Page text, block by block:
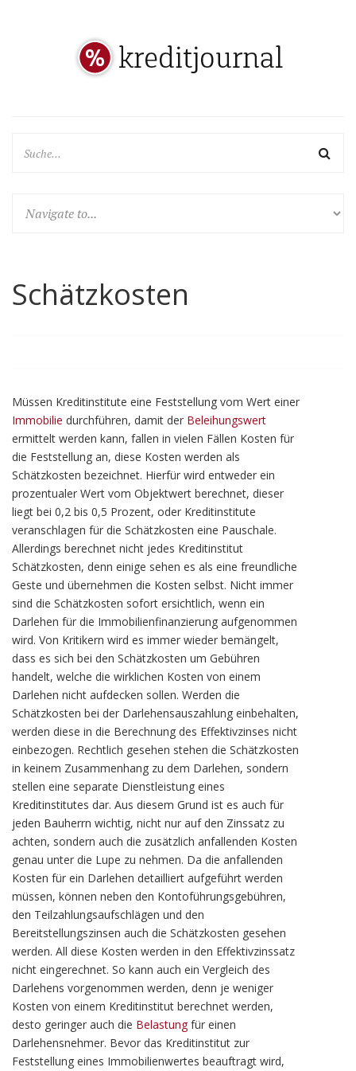
Schätzkosten
Müssen Kreditinstitute eine Feststellung vom Wert einer
Immobilie durchführen, damit der Beleihungswert
ermittelt werden kann, fallen in vielen Fällen Kosten für
die Feststellung an, diese Kosten werden als
Schätzkosten bezeichnet. Hierfür wird entweder ein
prozentualer Wert vom Objektwert berechnet, dieser
liegt bei 0,2 bis 0,5 Prozent, oder Kreditinstitute
veranschlagen für die Schätzkosten eine Pauschale.
Allerdings berechnet nicht jedes Kreditinstitut
Schätzkosten, denn einige sehen es als eine freundliche
Geste und übernehmen die Kosten selbst. Nicht immer
sind die Schätzkosten sofort ersichtlich, wenn ein
Darlehen für die Immobilienfinanzierung aufgenommen
wird. Von Kritikern wird es immer wieder bemängelt,
dass es sich bei den Schätzkosten um Gebühren
handelt, welche die wirklichen Kosten von einem
Darlehen nicht aufdecken sollen. Werden die
Schätzkosten bei der Darlehensauszahlung einbehalten,
werden diese in die Berechnung des Effektivzinses nicht
einbezogen. Rechtlich gesehen stehen die Schätzkosten
in keinem Zusammenhang zu dem Darlehen, sondern
stellen eine separate Dienstleistung eines
Kreditinstitutes dar. Aus diesem Grund ist es auch für
jeden Bauherrn wichtig, nicht nur auf den Zinssatz zu
achten, sondern auch die zusätzlich anfallenden Kosten
genau unter die Lupe zu nehmen. Da die anfallenden
Kosten für ein Darlehen detailliert aufgeführt werden
müssen, können neben den Kontoführungsgebühren,
den Teilzahlungsaufschlägen und den
Bereitstellungszinsen auch die Schätzkosten gesehen
werden. All diese Kosten werden in den Effektivzinssatz
nicht eingerechnet. So kann auch ein Vergleich des
Darlehens vorgenommen werden, denn je weniger
Kosten von einem Kreditinstitut berechnet werden,
desto geringer auch die Belastungfür einen
Darlehensnehmer. Bevor das Kreditinstitut zur
Feststellung eines Immobilienwertes beauftragt wird,